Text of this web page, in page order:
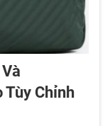
Tùy Chỉnh